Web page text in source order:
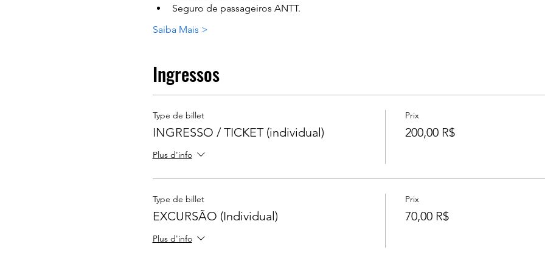
Seguro de passageiros ANTT.
Saiba Mais >
Ingressos
Type de billet
INGRESSO / TICKET (individual)
Plus d'info
Prix
200,00 R$
Type de billet
EXCURSÃO (Individual)
Plus d'info
Prix
70,00 R$